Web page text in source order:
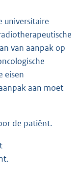
universitaire
van aanpak op
eisen
aan moet
de patiënt.